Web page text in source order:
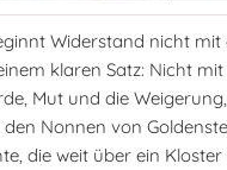
Widerstand nicht
klaren Satz: Nicht mit
Mut und die
den Nonnen von
die weit über ein